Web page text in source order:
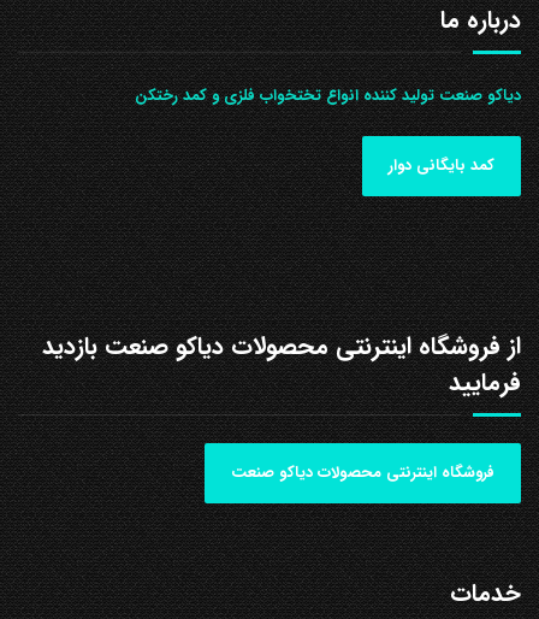
درباره ما
دیاکو صنعت تولید کننده انواع تختخواب فلزی و کمد رختکن
کمد بایگانی دوار
از فروشگاه اینترنتی محصولات دیاکو صنعت بازدید
فرمایید
فروشگاه اینترنتی محصولات دیاکو صنعت
خدمات